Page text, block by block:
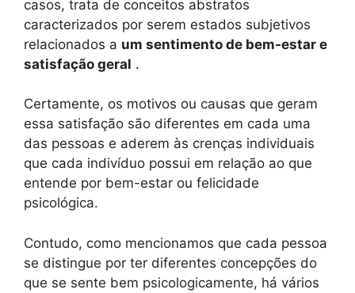
casos, trata de conceitos abstratos
caracterizados por serem estados subjetivos
relacionados a um sentimento de bem-estar e
satisfação geral .
Certamente, os motivos ou causas que geram
essa satisfação são diferentes em cada uma
das pessoas e aderem às crenças individuais
que cada indivíduo possui em relação ao que
entende por bem-estar ou felicidade
psicológica.
Contudo, como mencionamos que cada pessoa
se distingue por ter diferentes concepções do
que se sente bem psicologicamente, há vários